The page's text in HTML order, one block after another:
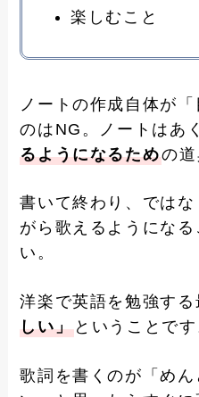
楽しむこと
ノートの作成自体が
のはNG。ノートはあ
るようになるための道
書いて終わり、では
がら歌えるようにな
い。
洋楽で英語を勉強する
しい」 ということです
歌詞を書くのが「め